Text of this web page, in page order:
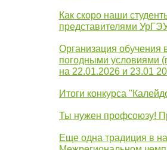
Как скоро наши
представителями
Организация обучения
погодными условиями
на 22.01.2026 и 23.01
Итоги конкурса
Ты нужен профсоюзу!
Еще одна традиция в